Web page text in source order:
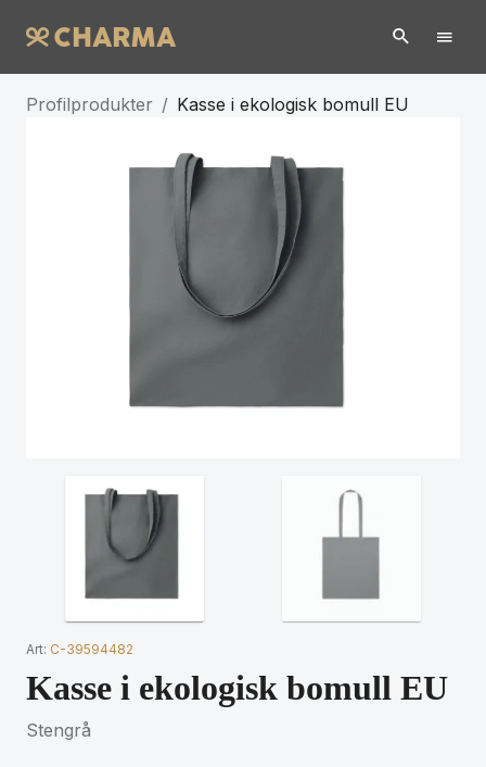
Profilprodukter / Kasse i ekologisk bomull EU
Art: C-39594482
Kasse i ekologisk bomull EU
Stengrå